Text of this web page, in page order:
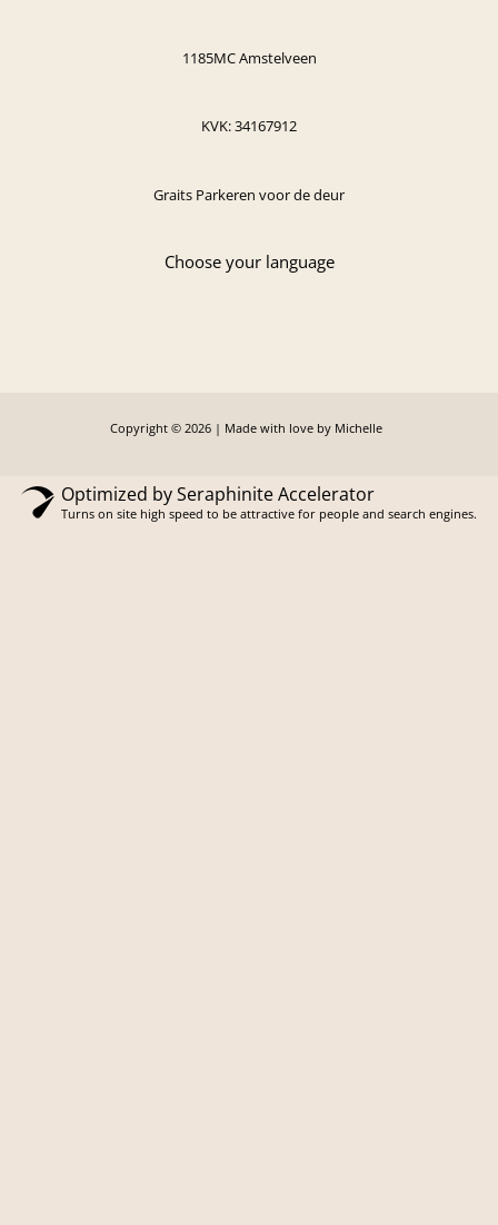
1185MC Amstelveen
KVK: 34167912
Graits Parkeren voor de deur
Choose your language
Copyright © 2026 | Made with love by Michelle
Optimized by Seraphinite Accelerator
Turns on site high speed to be attractive for people and search engines.